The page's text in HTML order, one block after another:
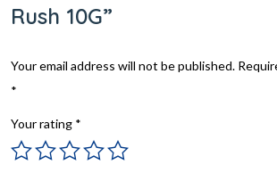
Rush 10G”
Your email address will not be published.
*
Your rating *